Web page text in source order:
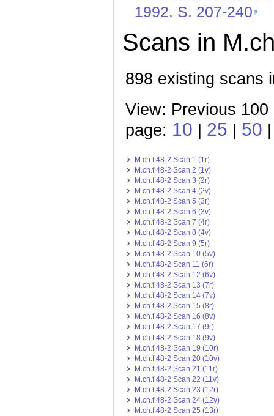
1992. S. 207-240
Scans in
898 existing scans
View: Previous
page: 10 25 50
M.ch.f.48-2 Scan 1 (1r)
M.ch.f.48-2 Scan 2 (1v)
M.ch.f.48-2 Scan 3 (2r)
M.ch.f.48-2 Scan 4 (2v)
M.ch.f.48-2 Scan 5 (3r)
M.ch.f.48-2 Scan 6 (3v)
M.ch.f.48-2 Scan 7 (4r)
M.ch.f.48-2 Scan 8 (4v)
M.ch.f.48-2 Scan 9 (5r)
M.ch.f.48-2 Scan 10 (5v)
M.ch.f.48-2 Scan 11 (6r)
M.ch.f.48-2 Scan 12 (6v)
M.ch.f.48-2 Scan 13 (7r)
M.ch.f.48-2 Scan 14 (7v)
M.ch.f.48-2 Scan 15 (8r)
M.ch.f.48-2 Scan 16 (8v)
M.ch.f.48-2 Scan 17 (9r)
M.ch.f.48-2 Scan 18 (9v)
M.ch.f.48-2 Scan 19 (10r)
M.ch.f.48-2 Scan 20 (10v)
M.ch.f.48-2 Scan 21 (11r)
M.ch.f.48-2 Scan 22 (11v)
M.ch.f.48-2 Scan 23 (12r)
M.ch.f.48-2 Scan 24 (12v)
M.ch.f.48-2 Scan 25 (13r)